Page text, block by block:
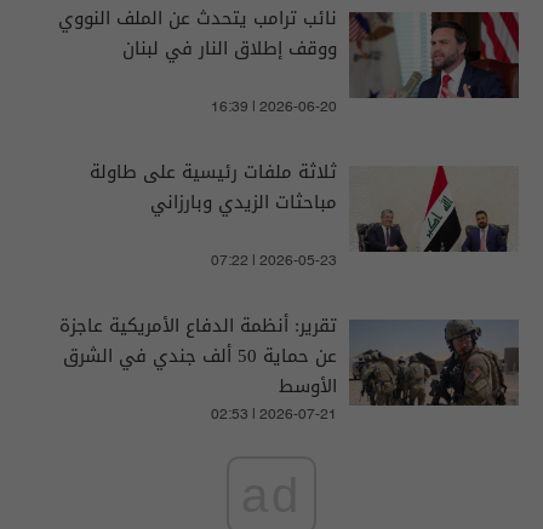
نائب ترامب يتحدث عن الملف النووي
ووقف إطلاق النار في لبنان
16:39 | 2026-06-20
ثلاثة ملفات رئيسية على طاولة
مباحثات الزيدي وبارزاني
07:22 | 2026-05-23
تقرير: أنظمة الدفاع الأمريكية عاجزة
عن حماية 50 ألف جندي في الشرق
الأوسط
02:53 | 2026-07-21